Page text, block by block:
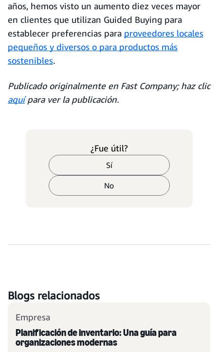
años, hemos visto un aumento diez veces mayor
en clientes que utilizan Guided Buying para
establecer preferencias para proveedores locales
pequeños y diversos o para productos más
sostenibles.
Publicado originalmente en Fast Company; haz clic
aquípara ver la publicación.
¿Fue útil?
Sí
No
Blogs relacionados
Empresa
Planificación de inventario: Una guía para
organizaciones modernas